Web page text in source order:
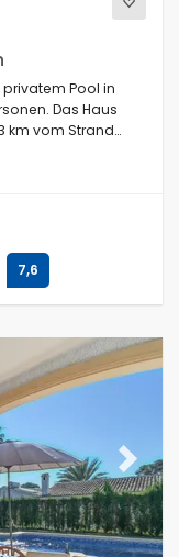
Pool in
Das Haus
km vom Strand
7,6
Next